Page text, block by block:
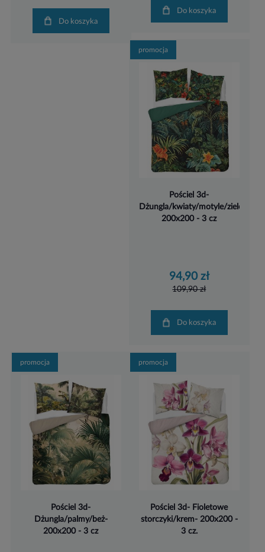
Do koszyka
Do koszyka
Pościel 3d-
Dżungla/kwiaty/motyle/zielen-
200x200 - 3 cz
94,90 zł
109,90 zł
Do koszyka
promocja
Pościel 3d-
Dżungla/palmy/beż-
200x200 - 3 cz
promocja
Pościel 3d- Fioletowe
storczyki/krem- 200x200 -
3 cz.
promocja